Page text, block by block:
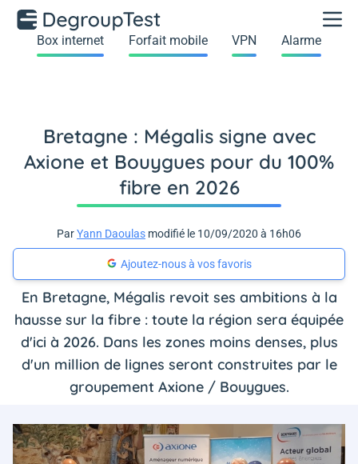
Box internet Forfait mobile VPN Alarme
Bretagne : Mégalis signe avec
Axione et Bouygues pour du 100%
fibre en 2026
ParYann Daoulas modifié le 10/09/2020 à 16h06
Ajoutez-nous à vos favoris
En Bretagne, Mégalis revoit ses ambitions à la
hausse sur la fibre : toute la région sera équipée
d'ici à 2026. Dans les zones moins denses, plus
d'un million de lignes seront construites par le
groupement Axione / Bouygues.